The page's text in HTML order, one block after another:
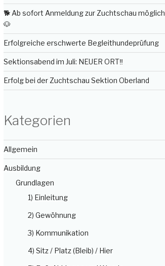
🐕 Ab sofort Anmeldung zur Zuchtschau möglich
🐶
Erfolgreiche erschwerte Begleithundeprüfung
Sektionsabend im Juli: NEUER ORT‼️
Erfolg bei der Zuchtschau Sektion Oberland
Kategorien
Allgemein
Ausbildung
Grundlagen
1) Einleitung
2) Gewöhnung
3) Kommunikation
4) Sitz / Platz (Bleib) / Hier